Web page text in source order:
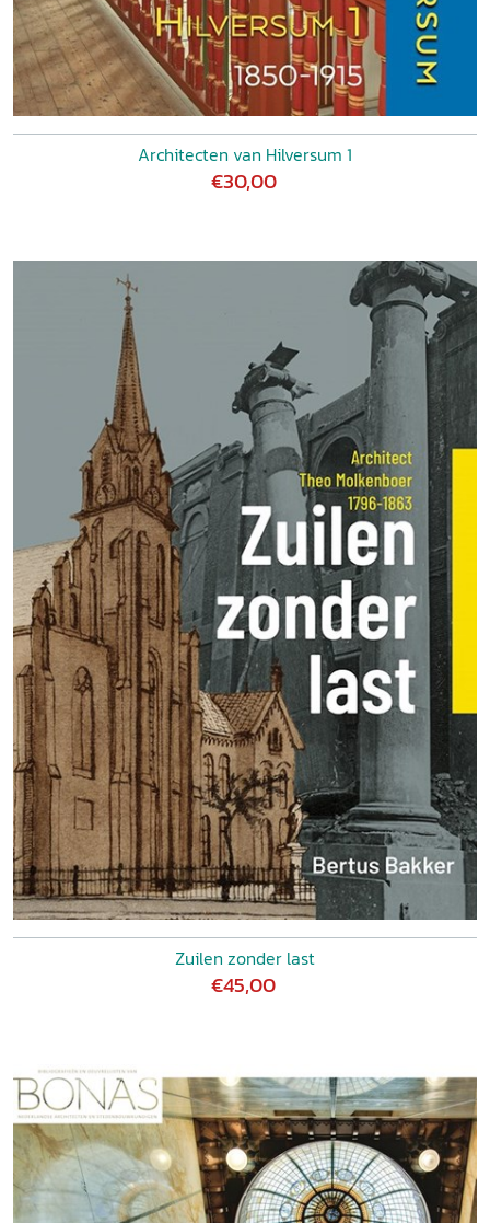
Architecten van Hilversum 1
€30,00
Zuilen zonder last
€45,00